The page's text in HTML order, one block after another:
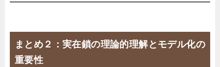
まとめ２：実在鎖の理論的理解とモデル化の
重要性